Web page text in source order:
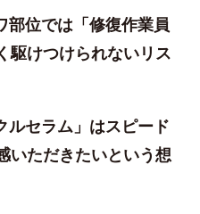
位では「修復作業員
駆けつけられないリス
セラム」はスピード
いただきたいという想